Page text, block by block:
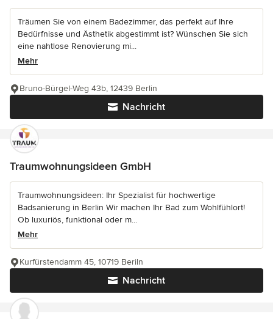
Träumen Sie von einem Badezimmer, das perfekt auf Ihre
Bedürfnisse und Ästhetik abgestimmt ist? Wünschen Sie sich
eine nahtlose Renovierung mi...
Mehr
Nachricht
Bruno-Bürgel-Weg 43b, 12439 Berlin
Traumwohnungsideen GmbH
Traumwohnungsideen: Ihr Spezialist für hochwertige
Badsanierung in Berlin Wir machen Ihr Bad zum Wohlfühlort!
Ob luxuriös, funktional oder m...
Mehr
Nachricht
Kurfürstendamm 45, 10719 Beriln